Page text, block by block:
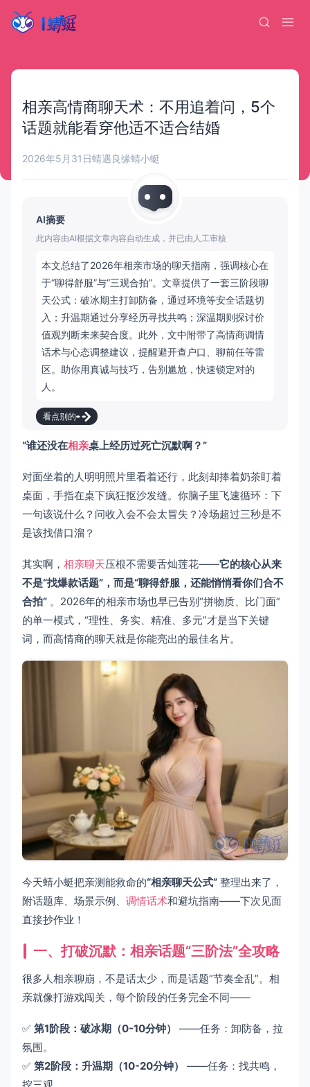
相亲高情商聊天术：不用追着问，5个
话题就能看穿他适不适合结婚
2026年5月31日蜻遇良缘蜻小蜓
AI摘要
此内容由AI根据文章内容自动生成，并已由人工审核
本文总结了2026年相亲市场的聊天指南，强调核心在
于“聊得舒服”与“三观合拍”。文章提供了一套三阶段聊
天公式：破冰期主打卸防备，通过环境等安全话题切
入；升温期通过分享经历寻找共鸣；深温期则探讨价
值观判断未来契合度。此外，文中附带了高情商调情
话术与心态调整建议，提醒避开查户口、聊前任等雷
区。助你用真诚与技巧，告别尴尬，快速锁定对的
人。
看点别的
“谁还没在相亲桌上经历过死亡沉默啊？”
对面坐着的人明明照片里看着还行，此刻却捧着奶茶盯着
桌面，手指在桌下疯狂抠沙发缝。你脑子里飞速循环：下
一句该说什么？问收入会不会太冒失？冷场超过三秒是不
是该找借口溜？
其实啊， 相亲聊天压根不需要舌灿莲花——它的核心从来
不是“找爆款话题”，而是“聊得舒服，还能悄悄看你们合不
合拍” 。2026年的相亲市场也早已告别“拼物质、比门面”
的单一模式，“理性、务实、精准、多元”才是当下关键
词，而高情商的聊天就是你能亮出的最佳名片。
今天蜻小蜓把亲测能救命的“相亲聊天公式” 整理出来了，
附话题库、场景示例、 调情话术和避坑指南——下次见面
直接抄作业！
一、打破沉默： 相亲话题“三阶法”全攻略
很多人相亲聊崩，不是话太少，而是话题“节奏全乱”。相
亲就像打游戏闯关，每个阶段的任务完全不同——
✅ 第1阶段：破冰期（0-10分钟）
——任务：卸防备，拉
氛围。
✅ 第2阶段：升温期（10-20分钟）
——任务：找共鸣，